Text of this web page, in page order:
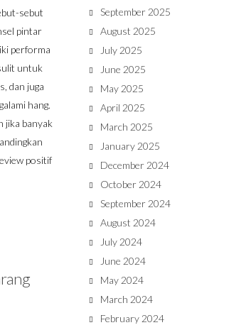
sebut
pintar
performa
untuk
dan juga
hang.
jika banyak
positif
September 2025
August 2025
July 2025
June 2025
May 2025
April 2025
March 2025
January 2025
December 2024
October 2024
September 2024
August 2024
July 2024
June 2024
May 2024
March 2024
February 2024